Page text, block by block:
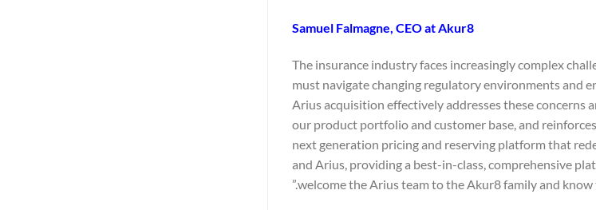
Samuel Falmagne, CEO at Akur8
“The insurance industry faces increasingly complex
must navigate changing regulatory environments and
Arius acquisition effectively addresses these concerns
our product portfolio and customer base, and
next generation pricing and reserving platform that
and Arius, providing a best-in-class, comprehensive
welcome the Arius team to the Akur8 family and